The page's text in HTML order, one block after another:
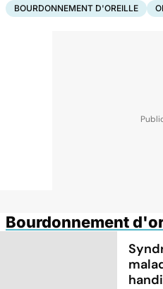
BOURDONNEMENT D'OREILLE
Bourdonnement